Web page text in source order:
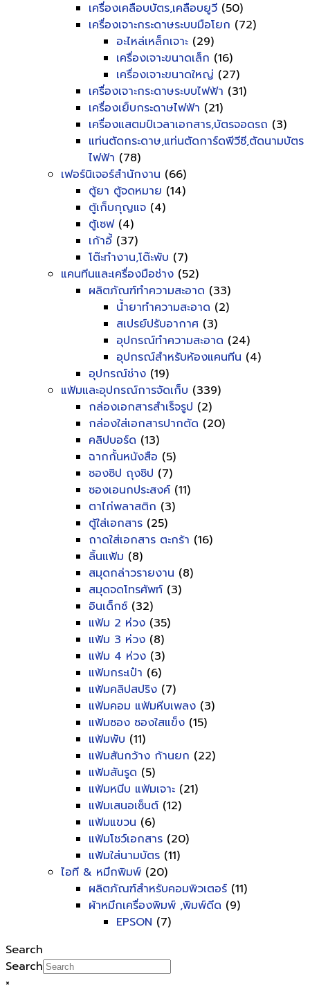
เครื่องเคลือบบัตร,เคลือบยูวี (50)
เครื่องเจาะกระดาษระบบมือโยก (72)
อะไหล่เหล็กเจาะ (29)
เครื่องเจาะขนาดเล็ก (16)
เครื่องเจาะขนาดใหญ่ (27)
เครื่องเจาะกระดาษระบบไฟฟ้า (31)
เครื่องเย็บกระดาษไฟฟ้า (21)
เครื่องแสตมป์เวลาเอกสาร,บัตรจอดรถ (3)
แท่นตัดกระดาษ,แท่นตัดการ์ดพีวีซี,ตัดนามบัตร
ไฟฟ้า (78)
เฟอร์นิเจอร์สำนักงาน (66)
ตู้ยา ตู้จดหมาย (14)
ตู้เก็บกุญแจ (4)
ตู้เซฟ(4)
เก้าอี้ (37)
โต๊ะทำงาน,โต๊ะพับ (7)
แคนทีนและเครื่องมือช่าง (52)
ผลิตภัณฑ์ทำความสะอาด (33)
น้ำยาทำความสะอาด (2)
สเปรย์ปรับอากาศ (3)
อุปกรณ์ทำความสะอาด (24)
อุปกรณ์สำหรับห้องแคนทีน (4)
อุปกรณ์ช่าง (19)
แฟ้มและอุปกรณ์การจัดเก็บ (339)
กล่องเอกสารสำเร็จรูป (2)
กล่องใส่เอกสารปากตัด (20)
คลิปบอร์ด (13)
ฉากกั้นหนังสือ (5)
ซองซิป ถุงซิป (7)
ซองเอนกประสงค์ (11)
ตาไก่พลาสติก (3)
ตู้ใส่เอกสาร (25)
ถาดใส่เอกสาร ตะกร้า (16)
ลิ้นแฟ้ม (8)
สมุดกล่าวรายงาน (8)
สมุดจดโทรศัพท์ (3)
อินเด็กซ์ (32)
แฟ้ม 2 ห่วง (35)
แฟ้ม 3 ห่วง (8)
แฟ้ม 4 ห่วง (3)
แฟ้มกระเป๋า (6)
แฟ้มคลิปสปริง (7)
แฟ้มคอม แฟ้มหีบเพลง (3)
แฟ้มซอง ซองใสแข็ง (15)
แฟ้มพับ (11)
แฟ้มสันกว้าง ก้านยก (22)
แฟ้มสันรูด (5)
แฟ้มหนีบ แฟ้มเจาะ (21)
แฟ้มเสนอเซ็นต์ (12)
แฟ้มแขวน (6)
แฟ้มโชว์เอกสาร (20)
แฟ้มใส่นามบัตร (11)
ไอที & หมึกพิมพ์ (20)
ผลิตภัณฑ์สำหรับคอมพิวเตอร์ (11)
ผ้าหมึกเครื่องพิมพ์ ,พิมพ์ดีด (9)
EPSON (7)
Search
Search
×